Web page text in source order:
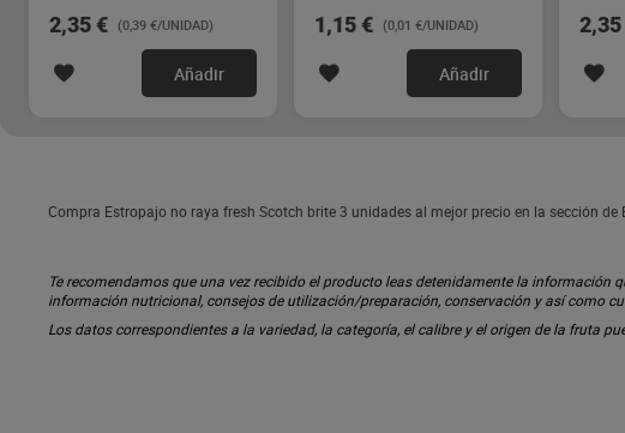
2,35 € (0,39 €/UNIDAD)
Añadir
1,15 € (0,01 €/UNIDAD)
Añadir
2,35
Compra Estropajo no raya fresh Scotch brite 3 unidades al mejor precio en la sección
Te recomendamos que una vez recibido el producto leas detenidamente la información
información nutricional, consejos de utilización/preparación, conservación y así como
Los datos correspondientes a la variedad, la categoría, el calibre y el origen de la fruta